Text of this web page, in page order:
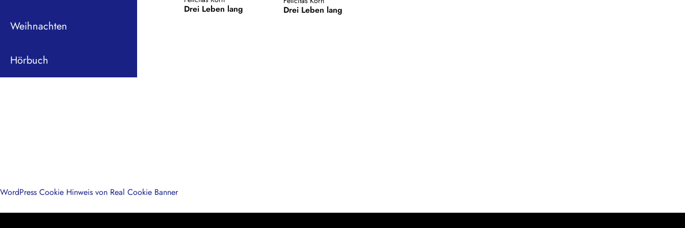
Weihnachten
Hörbuch
Drei Leben lang Drei Leben lang
WordPress Cookie Hinweis von Real Cookie Banner